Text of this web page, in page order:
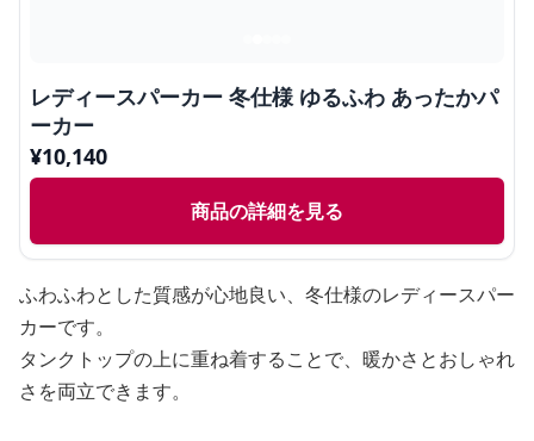
レディースパーカー 冬仕様 ゆるふわ あったかパ
ーカー
¥10,140
商品の詳細を見る
ふわふわとした質感が心地良い、冬仕様のレディースパー
カーです。
タンクトップの上に重ね着することで、暖かさとおしゃれ
さを両立できます。